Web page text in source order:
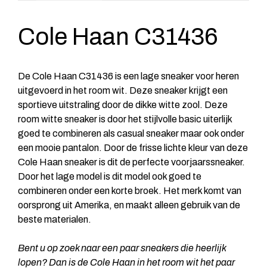
Cole Haan C31436
De Cole Haan C31436 is een lage sneaker voor heren
uitgevoerd in het room wit. Deze sneaker krijgt een
sportieve uitstraling door de dikke witte zool. Deze
room witte sneaker is door het stijlvolle basic uiterlijk
goed te combineren als casual sneaker maar ook onder
een mooie pantalon. Door de frisse lichte kleur van deze
Cole Haan sneaker is dit de perfecte voorjaarssneaker.
Door het lage model is dit model ook goed te
combineren onder een korte broek. Het merk komt van
oorsprong uit Amerika, en maakt alleen gebruik van de
beste materialen.
Bent u op zoek naar een paar sneakers die heerlijk
lopen? Dan is de Cole Haan in het room wit het paar